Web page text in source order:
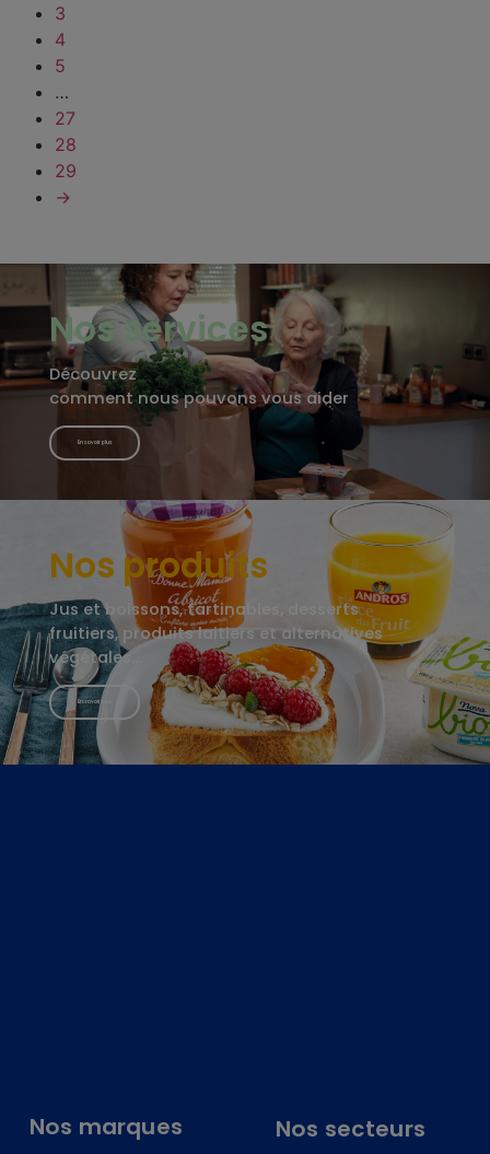
3
4
5
…
27
28
29
→
Nos services
Découvrez
comment nous pouvons vous aider
En savoir plus
Nos produits
Jus et boissons, tartinables, desserts
fruitiers, produits laitiers et alternatives
végétales…
En savoir plus
Nos marques Nos secteurs